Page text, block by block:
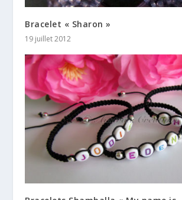
Bracelet « Sharon »
19 juillet 2012